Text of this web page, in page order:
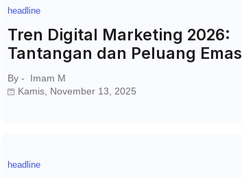
headline
Tren Digital Marketing 2026:
Tantangan dan Peluang Emas
By -
Imam M
Kamis, November 13, 2025
headline